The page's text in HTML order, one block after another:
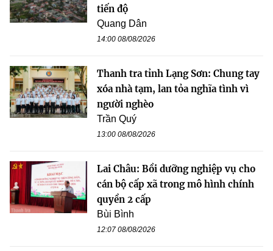
tiến độ
Quang Dân
14:00 08/08/2026
Thanh tra tỉnh Lạng Sơn: Chung tay
xóa nhà tạm, lan tỏa nghĩa tình vì
người nghèo
Trần Quý
13:00 08/08/2026
Lai Châu: Bồi dưỡng nghiệp vụ cho
cán bộ cấp xã trong mô hình chính
quyền 2 cấp
Bùi Bình
12:07 08/08/2026